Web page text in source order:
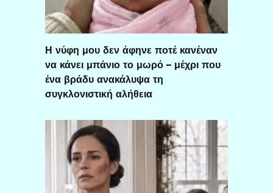
Η νύφη μου δεν άφηνε ποτέ κανέναν
να κάνει μπάνιο το μωρό – μέχρι που
ένα βράδυ ανακάλυψα τη
συγκλονιστική αλήθεια